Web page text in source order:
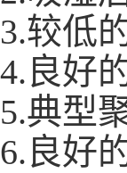
3.较低
4.良好
5.典型
6.良好